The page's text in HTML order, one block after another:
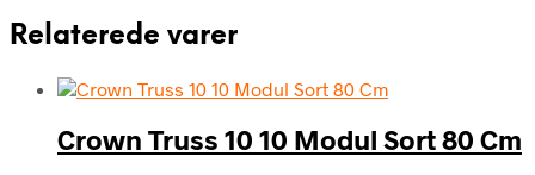
Relaterede varer
Crown Truss 10 10 Modul Sort 80 Cm